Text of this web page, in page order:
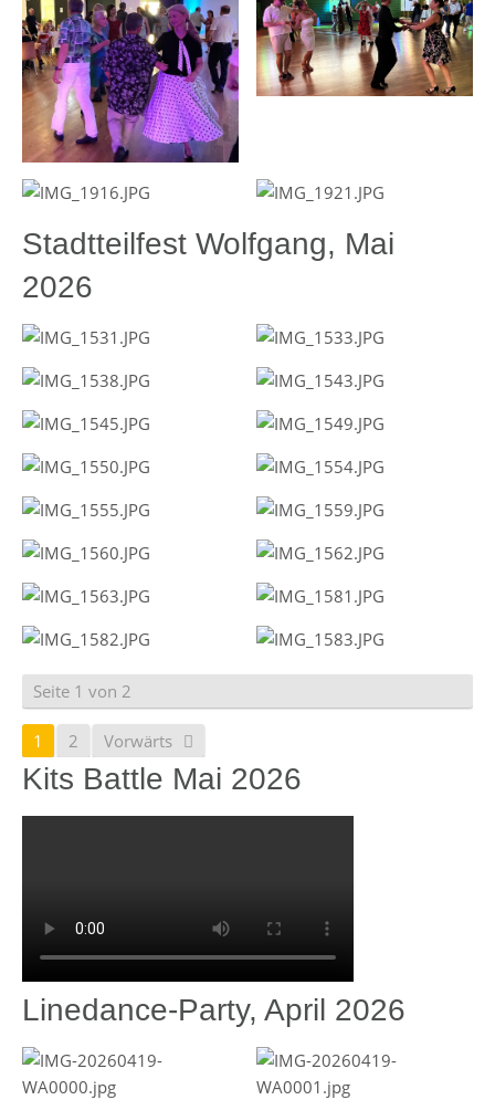
Stadtteilfest Wolfgang, Mai
2026
Seite 1 von 2
1 2 Vorwärts
Kits Battle Mai 2026
Linedance-Party, April 2026